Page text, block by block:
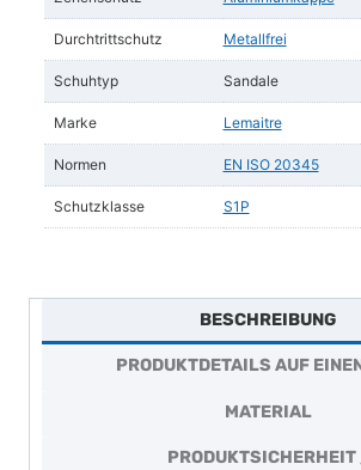
Durchtrittschutz Metallfrei
Schuhtyp Sandale
Marke Lemaitre
Normen EN ISO 20345
Schutzklasse S1P
BESCHREIBUNG
PRODUKTDETAILS AUF
MATERIAL